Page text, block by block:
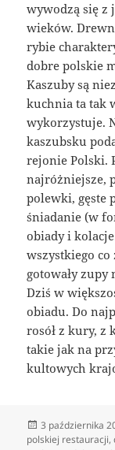
wywodzą się z
wieków.
rybie
dobre polskie
Kaszuby są
kuchnia ta tak
wykorzystuje.
kaszubsku
rejonie Polski.
najróżniejsze,
polewki, gęste
śniadanie (w
obiady i
wszystkiego co
gotowały zupy
Dziś w
obiadu. Do
rosół z kury, z
takie jak na
kultowych
Data
publikacji
3 października
polskiej restauracji,